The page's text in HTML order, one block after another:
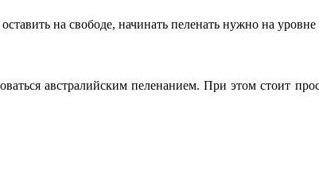
на свободе, начинать пеленать нужно на
австралийским пеленанием. При этом стоит